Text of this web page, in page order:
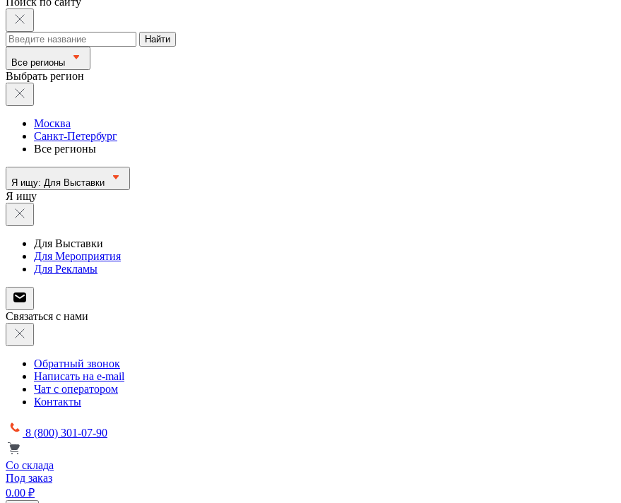
Найти
Все регионы
Выбрать регион
Москва
Санкт-Петербург
Все регионы
Я ищу: Для Выставки
Я ищу
Для Выставки
Для Мероприятия
Для Рекламы
Связаться с нами
Обратный звонок
Написать на e-mail
Чат с оператором
Контакты
8 (800) 301-07-90
Со склада
Под заказ
0.00 ₽